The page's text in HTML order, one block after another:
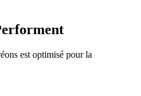
est optimisé pour la